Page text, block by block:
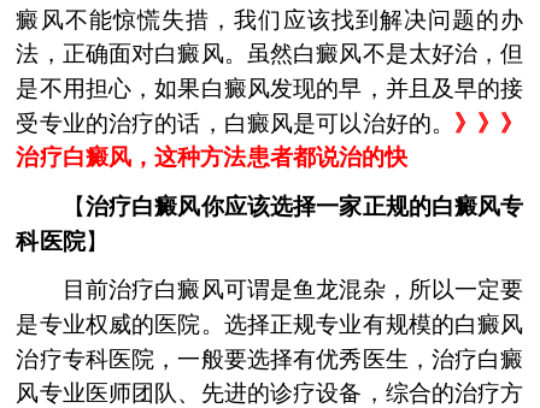
癜风不能惊慌失措，我们应该找到解决问题的办
法，正确面对白癜风。虽然白癜风不是太好治，但
是不用担心，如果白癜风发现的早，并且及早的接
受专业的治疗的话，白癜风是可以治好的。 》》》
治疗白癜风，这种方法患者都说治的快
【治疗白癜风你应该选择一家正规的白癜风专
科医院】
目前治疗白癜风可谓是鱼龙混杂，所以一定要
是专业权威的医院。选择正规专业有规模的白癜风
治疗专科医院，一般要选择有优秀医生，治疗白癜
风专业医师团队、先进的诊疗设备，综合的治疗方